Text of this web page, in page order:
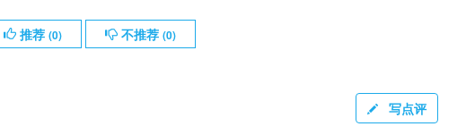
推荐 (0) 不推荐 (0)
写点评